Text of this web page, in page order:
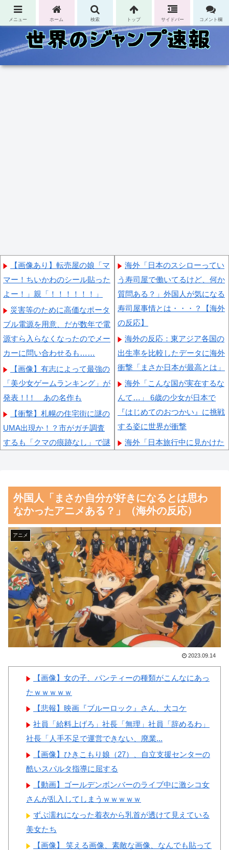
コンテンツへスキップ
【画像あり】転売屋の娘「マ
マー！ちいかわのシール貼った
よー！」親「！！！！！！」
災害等のために高価なポータ
ブル電源を用意、だが数年で電
源すら入らなくなったのでメー
カーに問い合わせるも……
【画像】有志によって最強の
「美少女ゲームランキング」が
発表！!！ あの名作も
【衝撃】札幌の住宅街に謎の
UMA出現か！？市がガチ調査
するも「クマの痕跡なし」で謎
ィジョナイ・キャリントン選手
の余りにあからさまなラフプレ
ーに批判殺到
【朗報】齋藤飛鳥、前屈みで
完全に見えてる動画が拡散され
てしまう…
磁気嵐、地球由来のイオンが
主導…JAXAの衛星「あらせ」
が観測！
舌を絡ませて、唾液交換して
── ちゅっちゅしながらの濃厚
エッ画像♪
海外「日本よ、お前がナンバ
ーワンだ」 熊本地震直後の日
本の対応のスピードに世界が衝
【画像】顔100点、体30点の
女ｗｗｗ
Powered by livedoor 相互RSS
海外「日本のスシローってい
う寿司屋で働いてるけど、何か
質問ある？」外国人が気になる
寿司屋事情とは・・・？【海外
の反応】
海外の反応：東アジア各国の
出生率を比較したデータに海外
衝撃「まさか日本が最高とは」
海外「こんな国が実在するな
んて…」 6歳の少女が日本で
『はじめてのおつかい』に挑戦
する姿に世界が衝撃
海外「日本旅行中に見かけた
ャレに対する海外の反応
韓国「今現在、世界的に最も
有名なお前らの国の人物は誰に
なる？」
韓国人「真似せずにはいられ
ない日本の展示会の内容がこち
ら…」→「日本はこういうのが
本当に上手い…（ﾌﾞﾙﾌﾞﾙ」＝
韓国の反応
韓国人「日本市場で現代自動
車が月間わずか20台しか売れな
い現実‥」→「ブランド力が通
韓国人「日本の高校野球甲子
すけど…」
韓国人「悲報：現在、韓国が
全国的に大騒ぎになっている理
由がこちら…」→「人間の住む
韓国の反応
韓国人「日本の有名な山小屋
でとんでもない光景が…韓国人
人が衝撃！」
外国人「まさか自分が好きになるとは思わ
なかったアニメある？」（海外の反応）
アニメ
2023.09.14
【画像】女の子、パンティーの種類がこんなにあっ
たｗｗｗｗｗ
【悲報】映画『ブルーロック』さん、大コケ
社員「給料上げろ」社長「無理」社員「辞めるわ」
社長「人手不足で運営できない、廃業...
【画像】ひきこもり娘（27）、自立支援センターの
酷いスパルタ指導に屈する
【動画】ゴールデンボンバーのライブ中に激シコ女
さんが乱入してしまうｗｗｗｗｗ
ずぶ濡れになった着衣から乳首が透けて見えている
美女たち
【画像】 笑える画像、素敵な画像、なんでも貼って
メニュー ホーム 検索 トップ サイドバー コメント欄